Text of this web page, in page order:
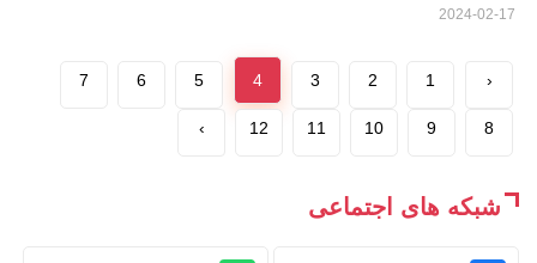
‹
1
2
3
4
5
6
7
8
9
10
11
12
›
شبکه های اجتماعی